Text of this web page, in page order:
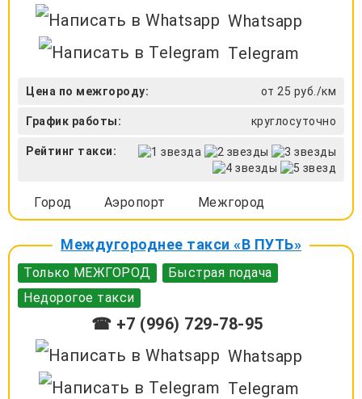
Whatsapp
Telegram
Цена по межгороду: от 25 руб./км
График работы: круглосуточно
Рейтинг такси:
Город Аэропорт Межгород
Междугороднее такси «В ПУТЬ»
Только МЕЖГОРОД
Быстрая подача
Недорогое такси
☎ +7 (996) 729-78-95
Whatsapp
Telegram